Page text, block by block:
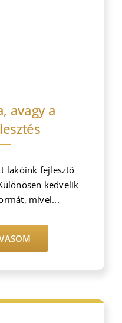
avagy a
lakóink fejlesztő
kedvelik
mivel...